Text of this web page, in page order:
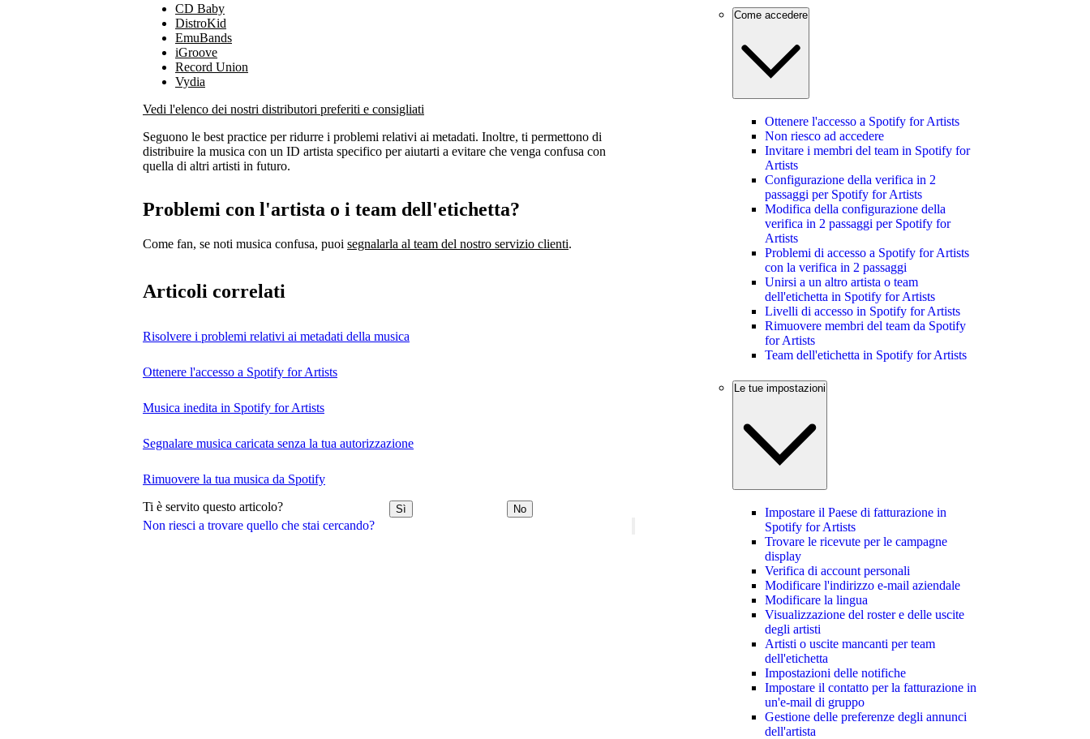
Non riesci a trovare quello che stai cercando?
CD Baby
DistroKid
EmuBands
iGroove
Record Union
Vydia
Vedi l'elenco dei nostri distributori preferiti e consigliati
Seguono le best practice per ridurre i problemi relativi ai metadati. Inoltre, ti permettono di
distribuire la musica con un ID artista specifico per aiutarti a evitare che venga confusa con
quella di altri artisti in futuro.
Problemi con l'artista o i team dell'etichetta?
Come fan, se noti musica confusa, puoi segnalarla al team del nostro servizio clienti.
Articoli correlati
Risolvere i problemi relativi ai metadati della musica
Ottenere l'accesso a Spotify for Artists
Musica inedita in Spotify for Artists
Segnalare musica caricata senza la tua autorizzazione
Rimuovere la tua musica da Spotify
Ti è servito questo articolo? Sì No
Come accedere
Ottenere l'accesso a Spotify for Artists
Non riesco ad accedere
Invitare i membri del team in Spotify for
Artists
Configurazione della verifica in 2
passaggi per Spotify for Artists
Modifica della configurazione della
verifica in 2 passaggi per Spotify for
Artists
Problemi di accesso a Spotify for Artists
con la verifica in 2 passaggi
Unirsi a un altro artista o team
dell'etichetta in Spotify for Artists
Livelli di accesso in Spotify for Artists
Rimuovere membri del team da Spotify
for Artists
Team dell'etichetta in Spotify for Artists
Le tue impostazioni
Impostare il Paese di fatturazione in
Spotify for Artists
Trovare le ricevute per le campagne
display
Verifica di account personali
Modificare l'indirizzo e-mail aziendale
Modificare la lingua
Visualizzazione del roster e delle uscite
degli artisti
Artisti o uscite mancanti per team
dell'etichetta
Impostazioni delle notifiche
Impostare il contatto per la fatturazione in
un'e-mail di gruppo
Gestione delle preferenze degli annunci
dell'artista